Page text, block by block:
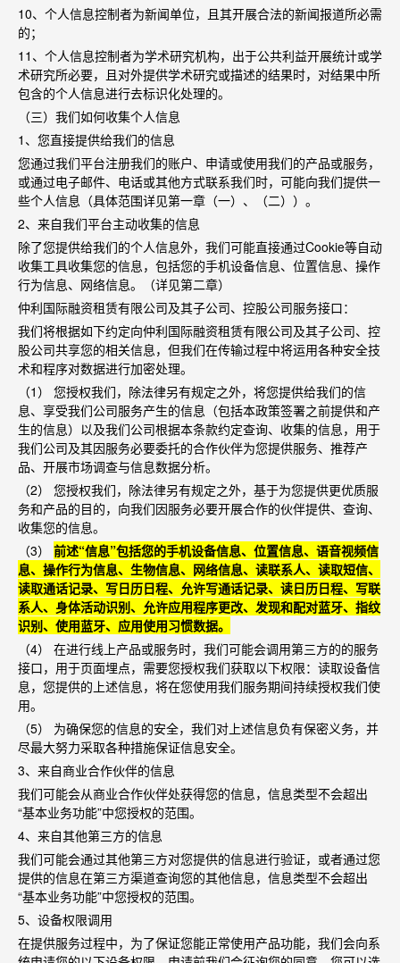
10、个人信息控制者为新闻单位，且其开展合法的新闻报道所必需
的；
11 、个人信息控制者为学术研究机构，出于公共利益开展统计或学
术研究所必要，且对外提供学术研究或描述的结果时，对结果中所
包含的个人信息进行去标识化处理的。
（三）我们如何收集个人信息
1 、您直接提供给我们的信息
您通过我们平台注册我们的账户、申请或使用我们的产品或服务，
或通过电子邮件、电话或其他方式联系我们时，可能向我们提供一
些个人信息（具体范围详见第一章（一）、（二））。
2、来自我们平台主动收集的信息
除了您提供给我们的个人信息外，我们可能直接通过Cookie等自动
收集工具收集您的信息，包括您的手机设备信息、位置信息、操作
行为信息、网络信息。（详见第二章）
仲利国际融资租赁有限公司及其子公司、控股公司服务接口：
我们将根据如下约定向仲利国际融资租赁有限公司及其子公司、控
股公司共享您的相关信息，但我们在传输过程中将运用各种安全技
术和程序对数据进行加密处理。
（1） 您授权我们，除法律另有规定之外，将您提供给我们的信
息、享受我们公司服务产生的信息（包括本政策签署之前提供和产
生的信息）以及我们公司根据本条款约定查询、收集的信息，用于
我们公司及其因服务必要委托的合作伙伴为您提供服务、推荐产
品、开展市场调查与信息数据分析。
（2） 您授权我们，除法律另有规定之外，基于为您提供更优质服
务和产品的目的，向我们因服务必要开展合作的伙伴提供、查询、
收集您的信息。
（3） 前述“信息”包括您的手机设备信息、位置信息、语音视频信
息、操作行为信息、生物信息、网络信息、读联系人、读取短信、
读取通话记录、写日历日程、允许写通话记录、读日历日程、写联
系人、身体活动识别、允许应用程序更改、发现和配对蓝牙、指纹
识别、使用蓝牙、应用使用习惯数据。
（4） 在进行线上产品或服务时，我们可能会调用第三方的的服务
接口，用于页面埋点，需要您授权我们获取以下权限：读取设备信
息，您提供的上述信息，将在您使用我们服务期间持续授权我们使
用。
（5） 为确保您的信息的安全，我们对上述信息负有保密义务，并
尽最大努力采取各种措施保证信息安全。
3、来自商业合作伙伴的信息
我们可能会从商业合作伙伴处获得您的信息，信息类型不会超出
“基本业务功能”中您授权的范围。
4、来自其他第三方的信息
我们可能会通过其他第三方对您提供的信息进行验证，或者通过您
提供的信息在第三方渠道查询您的其他信息，信息类型不会超出
“基本业务功能”中您授权的范围。
5、设备权限调用
在提供服务过程中，为了保证您能正常使用产品功能，我们会向系